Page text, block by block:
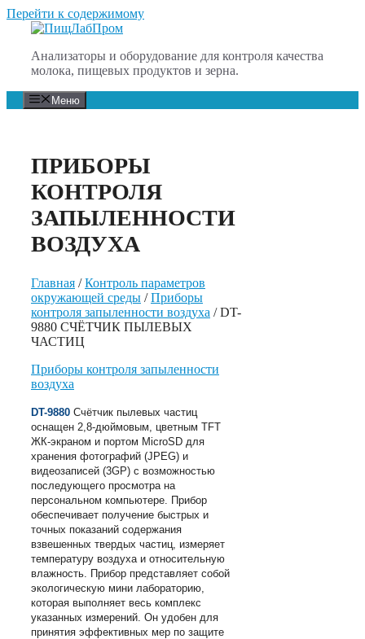
Перейти к содержимому
Анализаторы и оборудование для контроля качества
молока, пищевых продуктов и зерна.
Меню
ПРИБОРЫ
КОНТРОЛЯ
ЗАПЫЛЕННОСТИ
ВОЗДУХА
Главная /Контроль параметров
окружающей среды /Приборы
контроля запыленности воздуха / DT-
9880 СЧЁТЧИК ПЫЛЕВЫХ
ЧАСТИЦ
Приборы контроля запыленности
воздуха
DT-9880 Счётчик пылевых частиц
оснащен 2,8-дюймовым, цветным TFT
ЖК-экраном и портом MicroSD для
хранения фотографий (JPEG) и
видеозаписей (3GP) с возможностью
последующего просмотра на
персональном компьютере. Прибор
обеспечивает получение быстрых и
точных показаний содержания
взвешенных твердых частиц, измеряет
температуру воздуха и относительную
влажность. Прибор представляет собой
экологическую мини лабораторию,
которая выполняет весь комплекс
указанных измерений. Он удобен для
принятия эффективных мер по защите